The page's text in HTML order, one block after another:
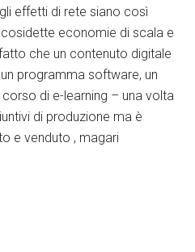
effetti di rete siano così
economie di scala e
che un contenuto digitale
programma software, un
di e-learning – una volta
di produzione ma è
e venduto , magari